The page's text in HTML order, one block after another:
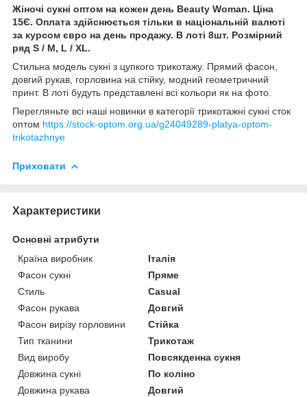
Жіночі сукні оптом на кожен день Beauty Woman. Ціна
15Є. Оплата здійснюється тільки в національній валюті
за курсом євро на день продажу. В лоті 8шт. Розмірний
ряд S / M, L / XL.
Стильна модель сукні з цупкого трикотажу. Прямий фасон,
довгий рукав, горловина на стійку, модний геометричний
принт. В лоті будуть представлені всі кольори як на фото.
Перегляньте всі наші новинки в категорії трикотажні сукні сток
оптом https://stock-optom.org.ua/g24049289-platya-optom-
trikotazhnye
Приховати
Характеристики
Основні атрибути
Країна виробник
Італія
Фасон сукні
Пряме
Стиль
Casual
Фасон рукава
Довгий
Фасон вирізу горловини
Стійка
Тип тканини
Трикотаж
Вид виробу
Повсякденна сукня
Довжина сукні
По коліно
Довжина рукава
Довгий